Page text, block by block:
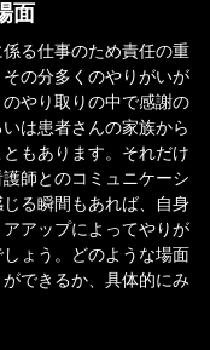
面
る仕事のため責任の重
の分多くのやりがいが
やり取りの中で感謝の
は患者さんの家族から
もあります。それだけ
師とのコミュニケーシ
る瞬間もあれば、自身
アップによってやりが
ょう。どのような場面
できるか、具体的にみ